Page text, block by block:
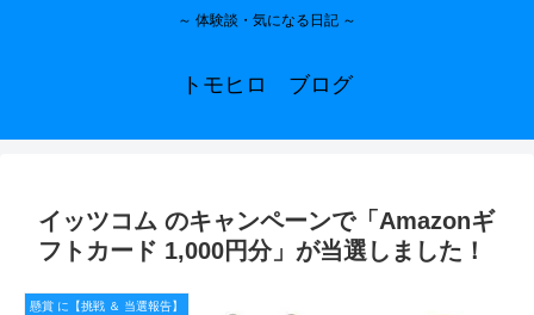
～ 体験談・気になる日記 ～
トモヒロ ブログ
イッツコム のキャンペーンで「Amazonギ
フトカード 1,000円分」が当選しました！
懸賞 に【挑戦 ＆ 当選報告】